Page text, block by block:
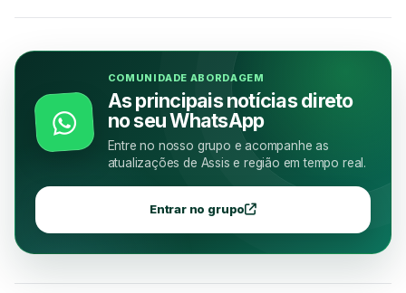
COMUNIDADE ABORDAGEM
As principais notícias direto
no seu WhatsApp
Entre no nosso grupo e acompanhe as
atualizações de Assis e região em tempo real.
Entrar no grupo